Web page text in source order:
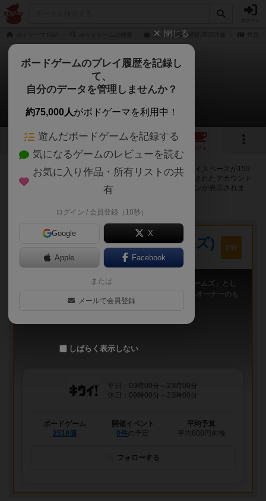
王への請願の通販/商品詳細
王への請願
159店のカフェ/スペースが提供中
12 1 27
カフェ
王への請願で遊ぶことができるボードゲームカフェ・プレイスペースが159
店登録されています。公開プロフィールの都道府県が設定されたアカウント
でログインすると、同じ都道府県内の店舗に絞り込むボタンが表示されま
キウイ！(旧:キウイゲームズ)
大阪府大阪市中央区森ノ宮中央2-8-2 永田中央ビル2階
PR
「キウイ！」は、2011年9月大阪日本橋で「キウイゲームズ」とし
てスタートしたボードゲームカフェです。 今は新しいオーナーのも
平日：09時00分～23時00分
休日：09時00分～23時00分
ボードゲーム
2518個
開催イベント
0件の予定
平均予算
平均800円前後
フォローする
閉じる
ボードゲームのプレイ履歴を記録し
て、
自分のデータを管理しませんか？
約75,000人がボドゲーマを利用中！
遊んだボードゲームを記録する
気になるゲームのレビューを読む
お気に入り作品・所有リストの共
有
ログイン / 会員登録（10秒）
Google X
Apple Facebook
または
メールで会員登録
しばらく表示しない